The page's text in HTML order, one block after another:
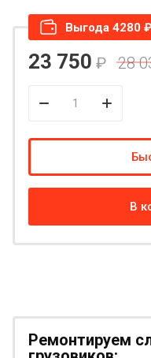
Выгода 4280 ₽
28
23 750 ₽
В
Ремонтируем